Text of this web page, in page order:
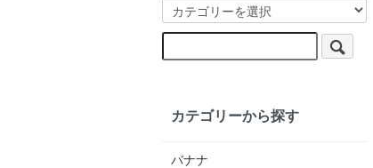
カテゴリーから探す
バナナ